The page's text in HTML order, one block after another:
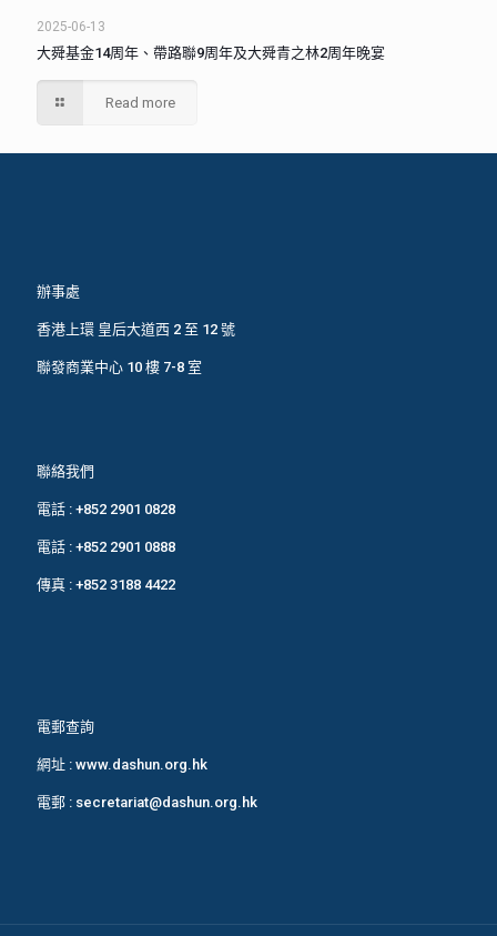
2025-06-13
大舜基金14周年、帶路聯9周年及大舜青之林2周年晚宴
Read more
辦事處
香港上環 皇后大道西 2 至 12 號
聯發商業中心 10 樓 7-8 室
聯絡我們
電話 : +852 2901 0828
電話 : +852 2901 0888
傳真 : +852 3188 4422
電郵查詢
網址 : www.dashun.org.hk
電郵 : secretariat@dashun.org.hk